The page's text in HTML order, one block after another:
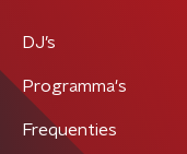
DJ’s
Programma's
Frequenties